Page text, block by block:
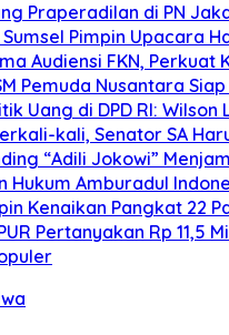
Praperadilan di PN
Pimpin Upacara
Audiensi FKN, Perkuat
Pemuda Nusantara
Uang di DPD RI:
kali, Senator SA
“Adili Jokowi”
Hukum Amburadul
Kenaikan Pangkat 22
Pertanyakan Rp 11,5